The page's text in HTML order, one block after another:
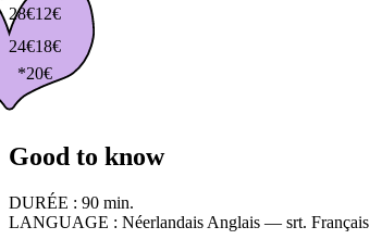
28€
24€
*20€
18€
12€
Good to know
DURÉE : 90 min.
LANGUAGE : Néerlandais Anglais — srt. Français